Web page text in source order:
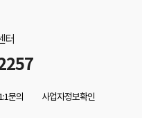
터
문의 사업자정보확인